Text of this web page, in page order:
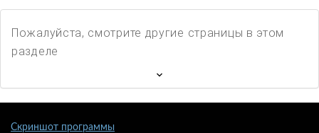
Пожалуйста, смотрите другие страницы в этом
разделе
Скриншот программы